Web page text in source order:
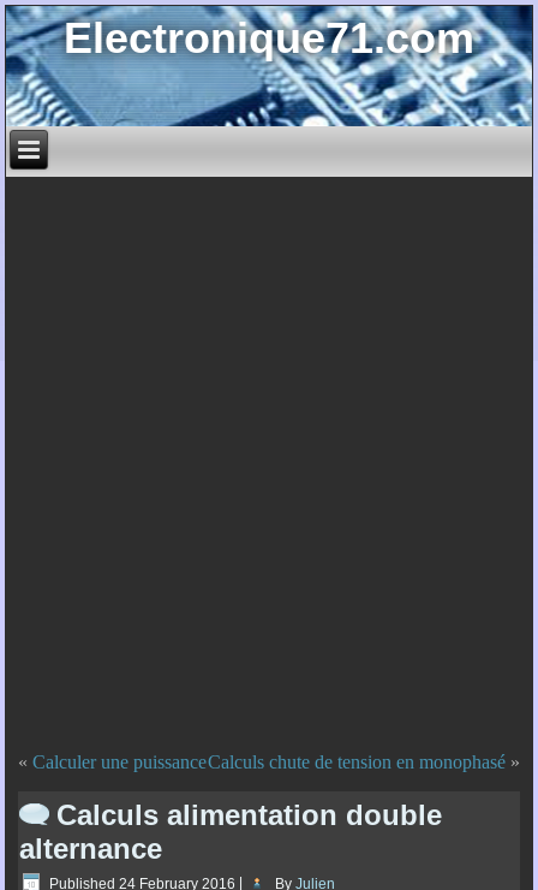
Electronique71.com
«Calculer une puissanceCalculs chute de tension en monophasé»
Calculs alimentation double
alternance
Published 24 February 2016 By Julien